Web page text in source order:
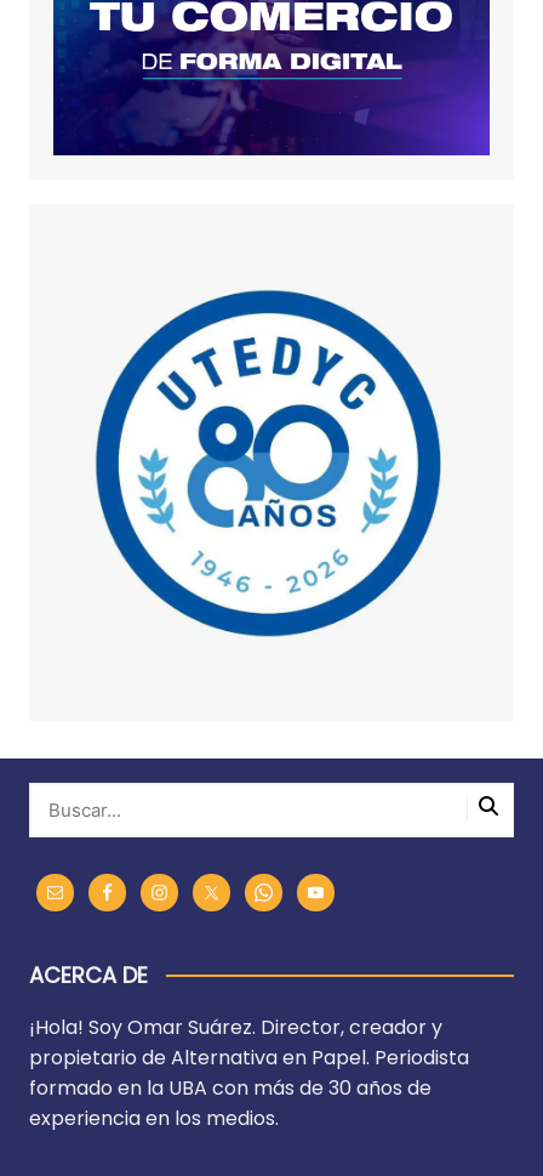
ACERCA DE
¡Hola! Soy Omar Suárez. Director, creador y
propietario de Alternativa en Papel. Periodista
formado en la UBA con más de 30 años de
experiencia en los medios.